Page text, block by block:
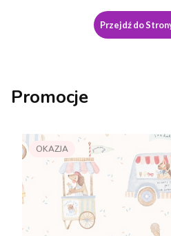
Przejdź do
Promocje
OKAZJA